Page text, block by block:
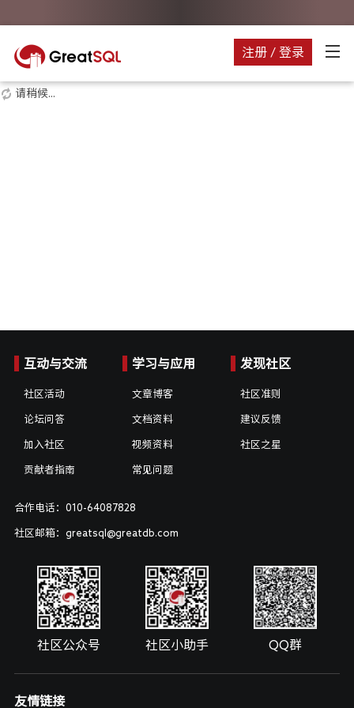
注册 / 登录
请稍候...
互动与交流
社区活动
论坛问答
加入社区
贡献者指南
学习与应用
文章博客
文档资料
视频资料
常见问题
发现社区
社区准则
建议反馈
社区之星
合作电话：010-64087828
社区邮箱：greatsql@greatdb.com
社区公众号 社区小助手 QQ群
友情链接